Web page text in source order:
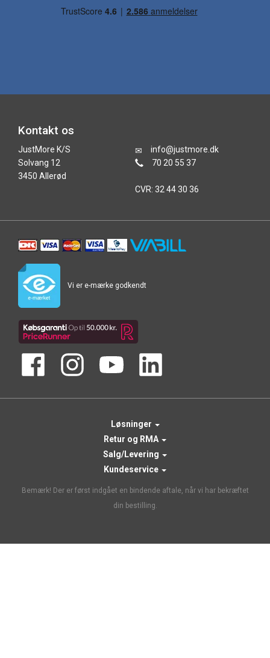
Kontakt os
JustMore K/S
Solvang 12
3450 Allerød
info@justmore.dk
70 20 55 37
CVR: 32 44 30 36
Vi er e-mærke godkendt
Løsninger
Retur og RMA
Salg/Levering
Kundeservice
Bemærk! Der er først indgået en bindende aftale, når vi har bekræftet
din bestilling.